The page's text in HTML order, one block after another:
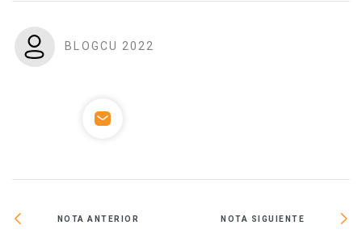
BLOGCU 2022
NOTA ANTERIOR NOTA SIGUIENTE